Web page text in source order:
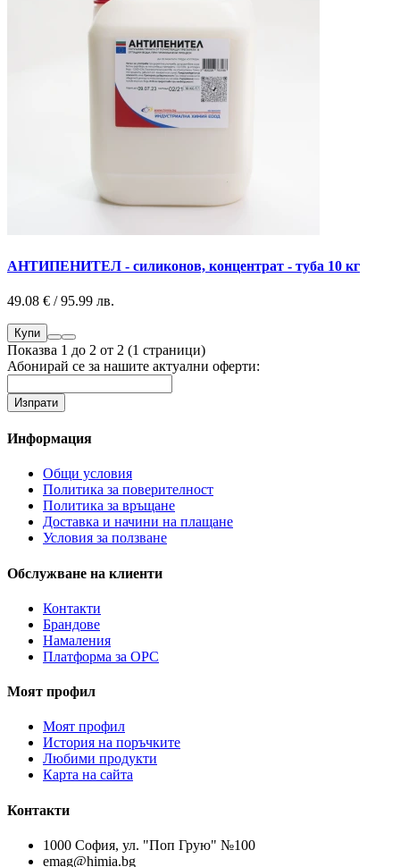
АНТИПЕНИТЕЛ - силиконов, концентрат - туба 10 кг
49.08 € / 95.99 лв.
Купи
Показва 1 до 2 от 2 (1 страници)
Абонирай се за нашите актуални оферти:
Информация
Общи условия
Политика за поверителност
Политика за връщане
Доставка и начини на плащане
Условия за ползване
Обслужване на клиенти
Контакти
Брандове
Намаления
Платформа за ОРС
Моят профил
Моят профил
История на поръчките
Любими продукти
Карта на сайта
Контакти
1000 София, ул. "Поп Грую" №100
emag@himia.bg